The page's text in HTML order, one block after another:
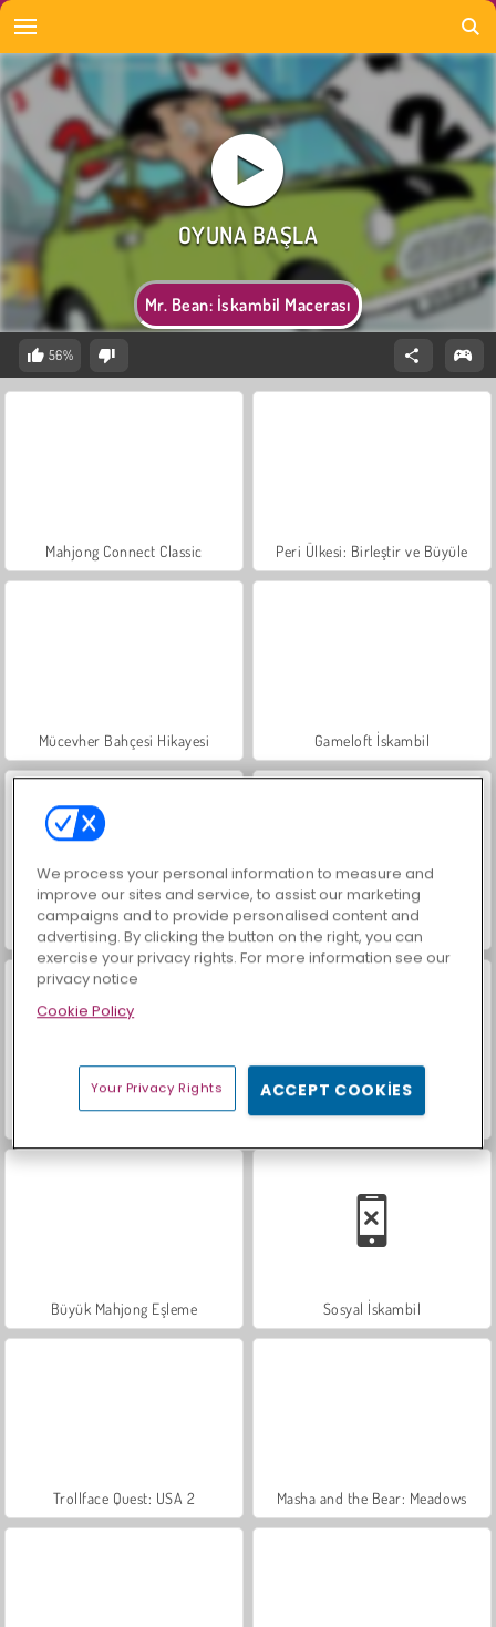
Mr. Bean: İskambil Macerası
56%
Mahjong Connect Classic Peri Ülkesi: Birleştir ve Büyüle
Mücevher Bahçesi Hikayesi Gameloft İskambil
3 Kartlı Monte Okçu Çöp Adam 2
İçecekleri Eşle
Büyük Mahjong Eşleme Sosyal İskambil
Trollface Quest: USA 2 Masha and the Bear: Meadows
We process your personal information to measure and
improve our sites and service, to assist our marketing
campaigns and to provide personalised content and
advertising. By clicking the button on the right, you can
exercise your privacy rights. For more information see our
privacy notice
Cookie Policy
Your Privacy Rights ACCEPT COOKIES